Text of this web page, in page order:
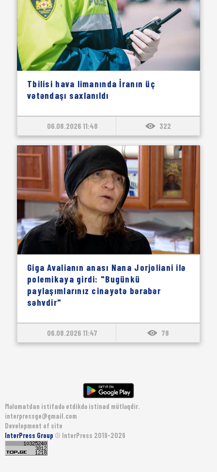
Tbilisi hava limanında İranın üç
vətəndaşı saxlanıldı
06.08.2026 11:48 322
Giga Avalianın anası Nana Jorjoliani ilə
polemikaya girdi: "Bugünkü
paylaşımlarınız cinayətə bərabər
səhvdir"
06.08.2026 11:47 78
Məlumatdan istifadə etdikdə istinad mütləqdir.
interpressge@gmail.com
Development of site
InterPress Group © InterPress 2019-2026